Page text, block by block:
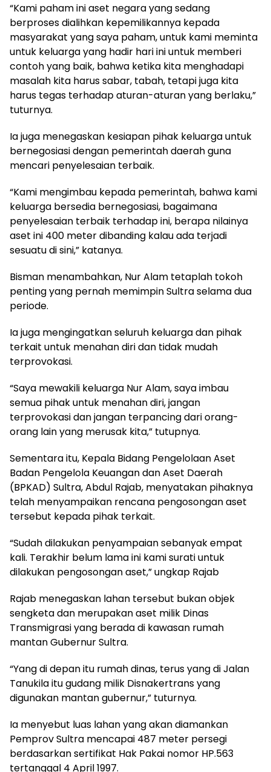
“Kami paham ini aset negara yang sedang
berproses dialihkan kepemilikannya kepada
masyarakat yang saya paham, untuk kami meminta
untuk keluarga yang hadir hari ini untuk memberi
contoh yang baik, bahwa ketika kita menghadapi
masalah kita harus sabar, tabah, tetapi juga kita
harus tegas terhadap aturan-aturan yang berlaku,”
tuturnya.
Ia juga menegaskan kesiapan pihak keluarga untuk
bernegosiasi dengan pemerintah daerah guna
mencari penyelesaian terbaik.
“Kami mengimbau kepada pemerintah, bahwa kami
keluarga bersedia bernegosiasi, bagaimana
penyelesaian terbaik terhadap ini, berapa nilainya
aset ini 400 meter dibanding kalau ada terjadi
sesuatu di sini,” katanya.
Bisman menambahkan, Nur Alam tetaplah tokoh
penting yang pernah memimpin Sultra selama dua
periode.
Ia juga mengingatkan seluruh keluarga dan pihak
terkait untuk menahan diri dan tidak mudah
terprovokasi.
“Saya mewakili keluarga Nur Alam, saya imbau
semua pihak untuk menahan diri, jangan
terprovokasi dan jangan terpancing dari orang-
orang lain yang merusak kita,” tutupnya.
Sementara itu, Kepala Bidang Pengelolaan Aset
Badan Pengelola Keuangan dan Aset Daerah
(BPKAD) Sultra, Abdul Rajab, menyatakan pihaknya
telah menyampaikan rencana pengosongan aset
tersebut kepada pihak terkait.
“Sudah dilakukan penyampaian sebanyak empat
kali. Terakhir belum lama ini kami surati untuk
dilakukan pengosongan aset,” ungkap Rajab
Rajab menegaskan lahan tersebut bukan objek
sengketa dan merupakan aset milik Dinas
Transmigrasi yang berada di kawasan rumah
mantan Gubernur Sultra.
“Yang di depan itu rumah dinas, terus yang di Jalan
Tanukila itu gudang milik Disnakertrans yang
digunakan mantan gubernur,” tuturnya.
Ia menyebut luas lahan yang akan diamankan
Pemprov Sultra mencapai 487 meter persegi
berdasarkan sertifikat Hak Pakai nomor HP.563
tertanggal 4 April 1997.